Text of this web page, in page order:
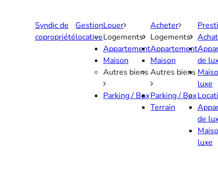
Syndic de
copropriété
Gestion
locative
Louer
Logements
Appartement
Maison
Autres biens
Parking / Box
Acheter
Logements
Appartement
Maison
Autres biens
Parking / Box
Terrain
Achat
de
luxe
de
luxe